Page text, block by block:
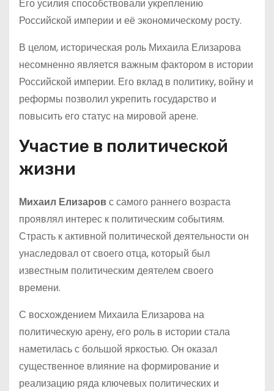
Его усилия способствовали укреплению
Российской империи и её экономическому росту.
В целом, историческая роль Михаила Елизарова
несомненно является важным фактором в истории
Российской империи. Его вклад в политику, войну и
реформы позволил укрепить государство и
повысить его статус на мировой арене.
Участие в политической
жизни
Михаил Елизаровс самого раннего возраста
проявлял интерес к политическим событиям.
Страсть к активной политической деятельности он
унаследовал от своего отца, который был
известным политическим деятелем своего
времени.
С восхождением Михаила Елизарова на
политическую арену, его роль в истории стала
наметилась с большой яркостью. Он оказал
существенное влияние на формирование и
реализацию ряда ключевых политических и